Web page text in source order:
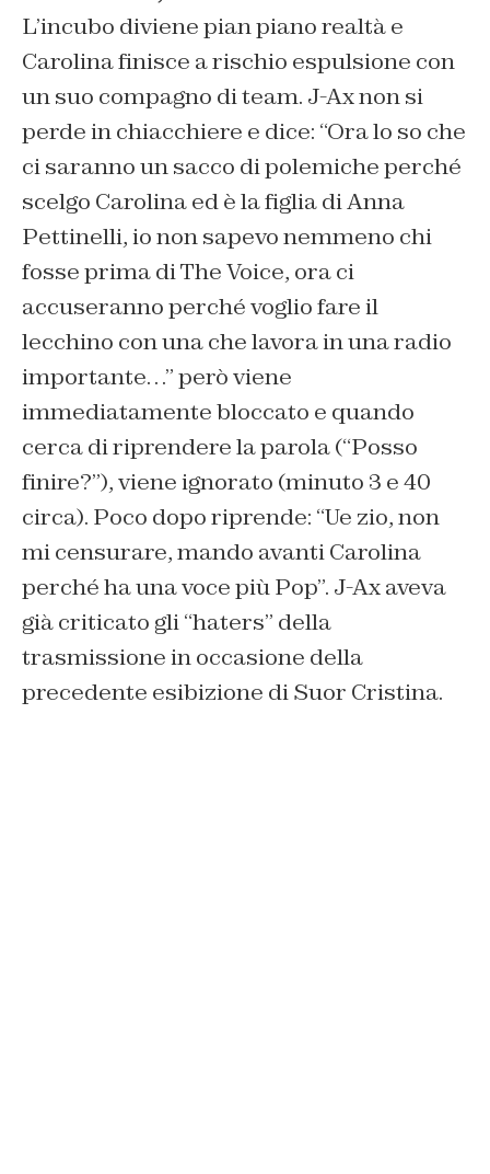
L’incubo diviene pian piano realtà e
Carolina finisce a rischio espulsione con
un suo compagno di team. J-Ax non si
perde in chiacchiere e dice: “Ora lo so che
ci saranno un sacco di polemiche perché
scelgo Carolina ed è la figlia di Anna
Pettinelli, io non sapevo nemmeno chi
fosse prima di The Voice, ora ci
accuseranno perché voglio fare il
lecchino con una che lavora in una radio
importante…” però viene
immediatamente bloccato e quando
cerca di riprendere la parola (“Posso
finire?”), viene ignorato (minuto 3 e 40
circa). Poco dopo riprende: “Ue zio, non
mi censurare, mando avanti Carolina
perché ha una voce più Pop”. J-Ax aveva
già criticato gli “haters” della
trasmissione in occasione della
precedente esibizione di Suor Cristina.